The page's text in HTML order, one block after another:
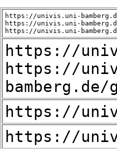
https://univis.uni-
https://univis.uni-
https://univis.uni-
https://
https://
https://
https://